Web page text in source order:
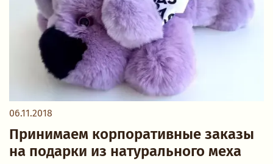
06.11.2018
Принимаем корпоративные заказы
на подарки из натурального меха